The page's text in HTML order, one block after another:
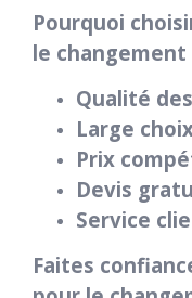
Pourquoi
le
Qualité
Large
Prix
Devis
Service
Faites